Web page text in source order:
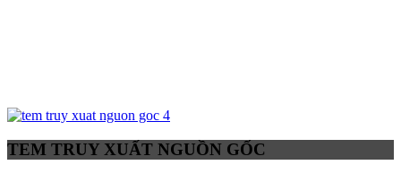
TEM TRUY XUẤT NGUỒN GỐC